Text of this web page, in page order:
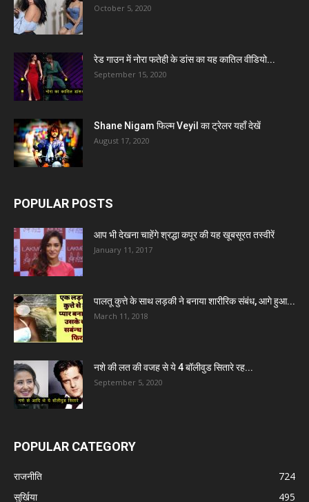
October 5, 2020
रेड गाउन में नोरा फतेही के डांस का यह कातिल वीडियो...
September 15, 2020
Shane Nigam फिल्म Veyil का ट्रेलर यहाँ देखें
August 17, 2020
POPULAR POSTS
आप भी देखना चाहेंगे श्रद्धा कपूर की यह खूबसूरत तस्वीरें
January 11, 2017
पालतू कुत्ते के साथ लड़की ने बनाया शारीरिक संबंध, आगे हुआ...
March 11, 2018
नशे की लत की वजह से ये 4 बॉलीवुड सितारे रह...
September 5, 2020
POPULAR CATEGORY
राजनीति
724
सुर्खिया
495